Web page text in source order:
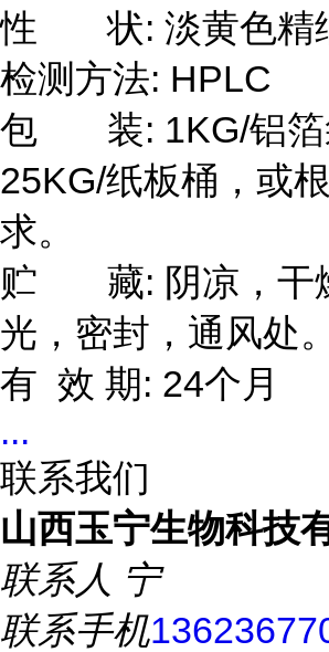
性 状: 淡黄色精
检测方法: HPLC
包 装: 1KG/铝箔
25KG/纸板桶，或
求。
贮 藏: 阴凉，干
光，密封，通风处。
有 效 期: 24个月
...
联系我们
山西玉宁生物科技
联系人 宁
联系手机